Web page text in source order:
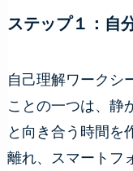
ステップ１：自
自己理解ワークシ
ことの一つは、静
と向き合う時間を
離れ、スマートフ